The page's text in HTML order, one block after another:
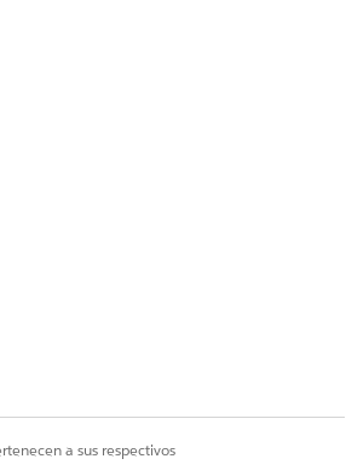
a sus respectivos